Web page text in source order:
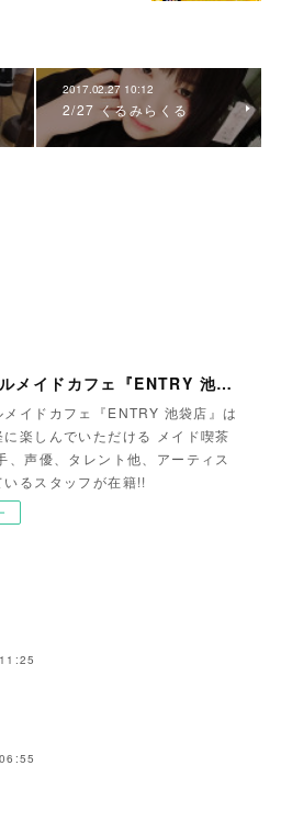
2017.02.27 10:12
2/27 くるみらくる
カジュアルメイドカフェ『ENTRY 池袋店』
メイドカフェ『ENTRY 池袋店』は
に楽しんでいただける メイド喫茶
、声優、タレント他、アーティス
いるスタッフが在籍!!